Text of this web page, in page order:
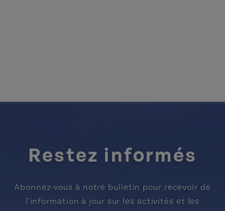
Restez informés
Abonnez-vous à notre bulletin pour recevoir de
l'information à jour sur les activités et les